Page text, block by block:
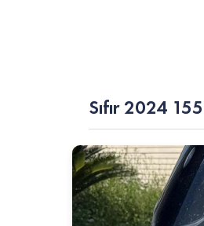
Sıfır 2024